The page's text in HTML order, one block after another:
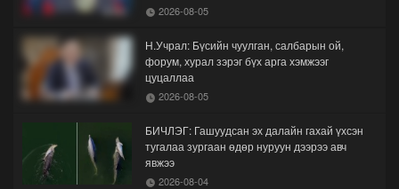
2026-08-05
Н.Учрал: Бүсийн чуулган, салбарын ой,
форум, хурал зэрэг бүх арга хэмжээг
цуцаллаа
2026-08-05
БИЧЛЭГ: Гашуудсан эх далайн гахай үхсэн
тугалаа зургаан өдөр нуруун дээрээ авч
явжээ
2026-08-04